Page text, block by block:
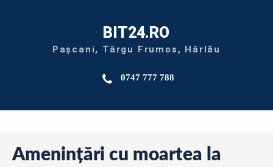
BIT24.RO
Pașcani, Târgu Frumos, Hârlău
0747 777 788
Amenințări cu moartea la